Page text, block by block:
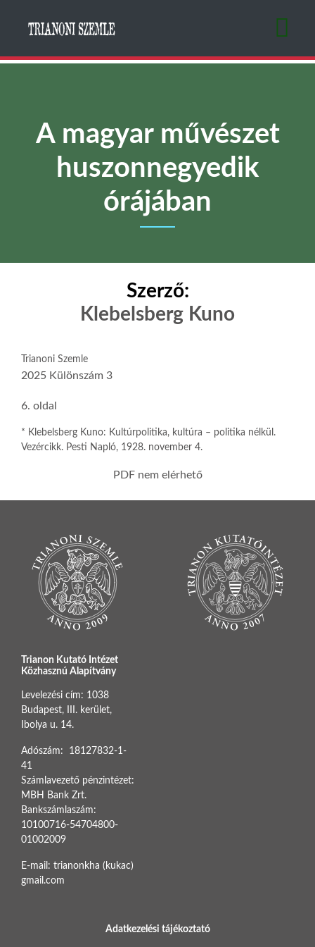
A magyar művészet
huszonnegyedik
órájában
Szerző:
Klebelsberg Kuno
Trianoni Szemle
2025 Különszám 3
6. oldal
* Klebelsberg Kuno: Kultúrpolitika, kultúra – politika nélkül.
Vezércikk. Pesti Napló, 1928. november 4.
PDF nem elérhető
Trianon Kutató Intézet
Közhasznú Alapítvány
Levelezési cím: 1038
Budapest, III. kerület,
Ibolya u. 14.
Adószám: 18127832-1-
41
Számlavezető pénzintézet:
MBH Bank Zrt.
Bankszámlaszám:
10100716-54704800-
01002009
E-mail: trianonkha (kukac)
gmail.com
BOTTOM FOOTER MENU
Adatkezelési tájékoztató